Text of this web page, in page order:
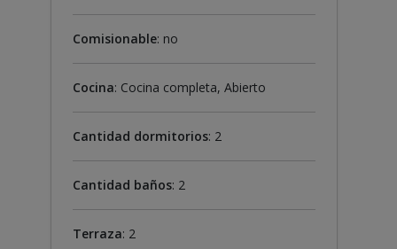
Comisionable: no
Cocina: Cocina completa, Abierto
Cantidad dormitorios: 2
Cantidad baños: 2
Terraza: 2